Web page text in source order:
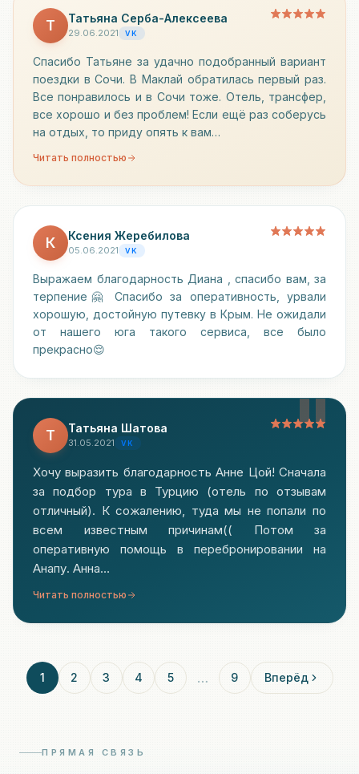
Т Татьяна Серба-Алексеева
29.06.2021 VK
Спасибо Татьяне за удачно подобранный вариант
поездки в Сочи. В Маклай обратилась первый раз.
Все понравилось и в Сочи тоже. Отель, трансфер,
все хорошо и без проблем! Если ещё раз соберусь
на отдых, то приду опять к вам…
Читать полностью
К Ксения Жеребилова
05.06.2021 VK
Выражаем благодарность Диана , спасибо вам, за
терпение🤗 Спасибо за оперативность, урвали
хорошую, достойную путевку в Крым. Не ожидали
от нашего юга такого сервиса, все было
прекрасно😌
"
Т Татьяна Шатова
31.05.2021 VK
Хочу выразить благодарность Анне Цой! Сначала
за подбор тура в Турцию (отель по отзывам
отличный). К сожалению, туда мы не попали по
всем известным причинам(( Потом за
оперативную помощь в перебронировании на
Анапу. Анна…
Читать полностью
1 2 3 4 5 … 9 Вперёд
ПРЯМАЯ СВЯЗЬ